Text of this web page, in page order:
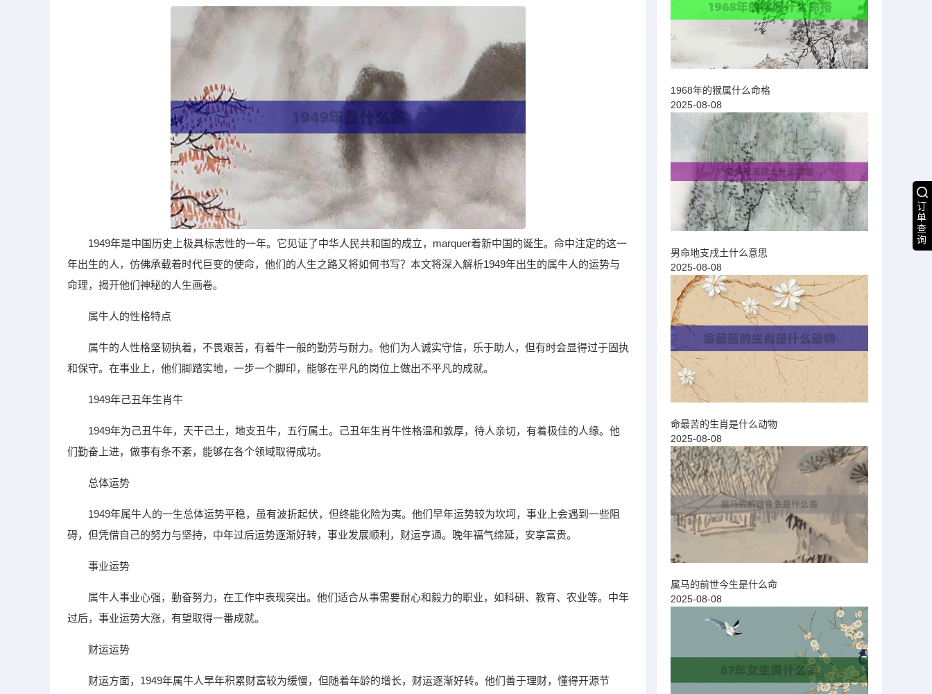
订
单
查
询
1949年是中国历史上极具标志性的一年。它见证了中华人民共和国的成立，marquer着新中国的诞生。命中注定的这一
年出生的人，仿佛承载着时代巨变的使命，他们的人生之路又将如何书写？本文将深入解析1949年出生的属牛人的运势与
命理，揭开他们神秘的人生画卷。
属牛人的性格特点
属牛的人性格坚韧执着，不畏艰苦，有着牛一般的勤劳与耐力。他们为人诚实守信，乐于助人，但有时会显得过于固执
和保守。在事业上，他们脚踏实地，一步一个脚印，能够在平凡的岗位上做出不平凡的成就。
1949年己丑年生肖牛
1949年为己丑牛年，天干己土，地支丑牛，五行属土。己丑年生肖牛性格温和敦厚，待人亲切，有着极佳的人缘。他
们勤奋上进，做事有条不紊，能够在各个领域取得成功。
总体运势
1949年属牛人的一生总体运势平稳，虽有波折起伏，但终能化险为夷。他们早年运势较为坎坷，事业上会遇到一些阻
碍，但凭借自己的努力与坚持，中年过后运势逐渐好转，事业发展顺利，财运亨通。晚年福气绵延，安享富贵。
事业运势
属牛人事业心强，勤奋努力，在工作中表现突出。他们适合从事需要耐心和毅力的职业，如科研、教育、农业等。中年
过后，事业运势大涨，有望取得一番成就。
财运运势
财运方面，1949年属牛人早年积累财富较为缓慢，但随着年龄的增长，财运逐渐好转。他们善于理财，懂得开源节
1968年的猴属什么命格
2025-08-08
男命地支戌土什么意思
2025-08-08
命最苦的生肖是什么动物
2025-08-08
属马的前世今生是什么命
2025-08-08